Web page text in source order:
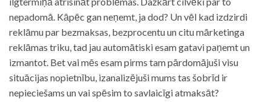
nepadomā. Kāpēc gan neņemt, ja dod? Un vēl kad izdzirdi
reklāmu par bezmaksas, bezprocentu un citu mārketinga
reklāmas triku, tad jau automātiski esam gatavi paņemt un
izmantot. Bet vai mēs esam pirms tam pārdomājuši visu
situācijas nopietnību, izanalizējuši mums tas šobrīd ir
nepieciešams un vai spēsim to savlaicīgi atmaksāt?